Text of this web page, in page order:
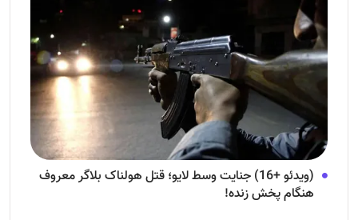
(ویدئو +16) جنایت وسط لایو؛ قتل هولناک بلاگر معروف
هنگام پخش زنده!